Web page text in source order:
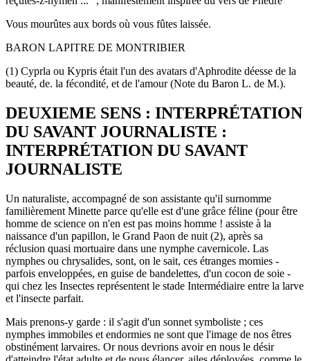
Vous mourûtes aux bords où vous fûtes laissée.
BARON LAPITRE DE MONTRIBIER
(1) Cyprla ou Kypris était l'un des avatars d'Aphrodite déesse de la
beauté, de. la fécondité, et de l'amour (Note du Baron L. de M.).
DEUXIEME SENS : INTERPRÉTATION
DU SAVANT JOURNALISTE :
INTERPRÉTATION DU SAVANT
JOURNALISTE
Un naturaliste, accompagné de son assistante qu'il surnomme
familièrement Minette parce qu'elle est d'une grâce féline (pour être
homme de science on n'en est pas moins homme ! assiste à la
naissance d'un papillon, le Grand Paon de nuit (2), après sa
réclusion quasi mortuaire dans une nymphe cavernicole. Las
nymphes ou chrysalides, sont, on le sait, ces étranges momies -
parfois enveloppées, en guise de bandelettes, d'un cocon de soie -
qui chez les Insectes représentent le stade Intermédiaire entre la larve
et l'insecte parfait.
Mais prenons-y garde : il s'agit d'un sonnet symboliste ; ces
nymphes immobiles et endormies ne sont que l'image de nos êtres
obstinément larvaires. Or nous devrions avoir en nous le désir